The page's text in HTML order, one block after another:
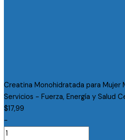
Creatina Monohidratada para
Servicios - Fuerza, Energía y Salud
$17,99
-